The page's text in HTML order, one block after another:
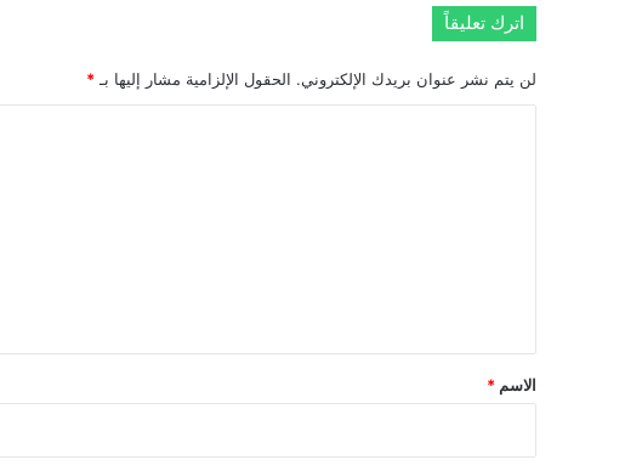
اترك تعليقاً
لن يتم نشر عنوان بريدك الإلكتروني. الحقول الإلزامية مشار إليها بـ *
*
الاسم *